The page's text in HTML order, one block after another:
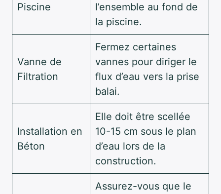
Piscine
l’ensemble au fond de
la piscine.
Vanne de
Filtration
Fermez certaines
vannes pour diriger le
flux d’eau vers la prise
balai.
Installation en
Béton
Elle doit être scellée
10-15 cm sous le plan
d’eau lors de la
construction.
Assurez-vous que le